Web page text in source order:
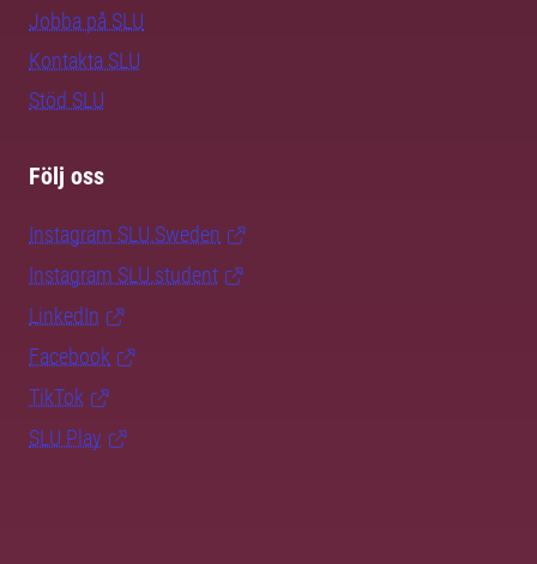
Jobba på SLU
Kontakta SLU
Stöd SLU
Följ oss
Instagram SLU.Sweden
Instagram SLU.student
LinkedIn
Facebook
TikTok
SLU Play